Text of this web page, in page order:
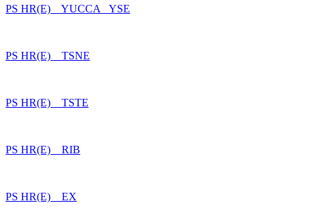
PS HR(E) YUCCA _YSE
PS HR(E) TSNE
PS HR(E) TSTE
PS HR(E) RIB
PS HR(E) EX